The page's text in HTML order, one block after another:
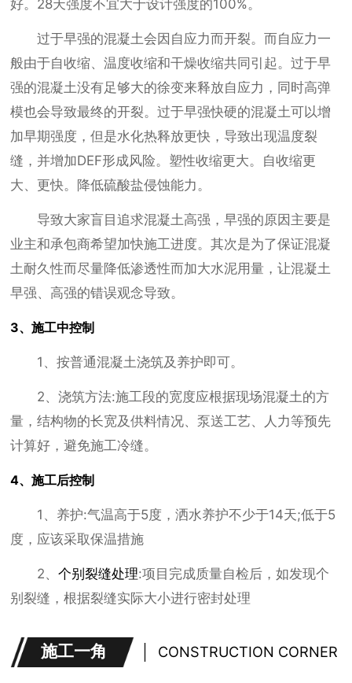
好。28天强度不宜大于设计强度的100%。
过于早强的混凝土会因自应力而开裂。而自应力一
般由于自收缩、温度收缩和干燥收缩共同引起。过于早
强的混凝土没有足够大的徐变来释放自应力，同时高弹
模也会导致最终的开裂。过于早强快硬的混凝土可以增
加早期强度，但是水化热释放更快，导致出现温度裂
缝，并增加DEF形成风险。塑性收缩更大。自收缩更
大、更快。降低硫酸盐侵蚀能力。
导致大家盲目追求混凝土高强，早强的原因主要是
业主和承包商希望加快施工进度。其次是为了保证混凝
土耐久性而尽量降低渗透性而加大水泥用量，让混凝土
早强、高强的错误观念导致。
3、施工中控制
1、按普通混凝土浇筑及养护即可。
2、浇筑方法:施工段的宽度应根据现场混凝土的方
量，结构物的长宽及供料情况、泵送工艺、人力等预先
计算好，避免施工冷缝。
4、施工后控制
1、养护:气温高于5度，洒水养护不少于14天;低于5
度，应该采取保温措施
2、 个别裂缝处理:项目完成质量自检后，如发现个
别裂缝，根据裂缝实际大小进行密封处理
施工一角 CONSTRUCTION CORNER